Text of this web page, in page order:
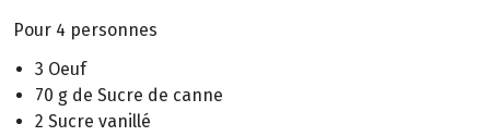
Pour 4 personnes
3 Oeuf
70 g de Sucre de canne
2 Sucre vanillé